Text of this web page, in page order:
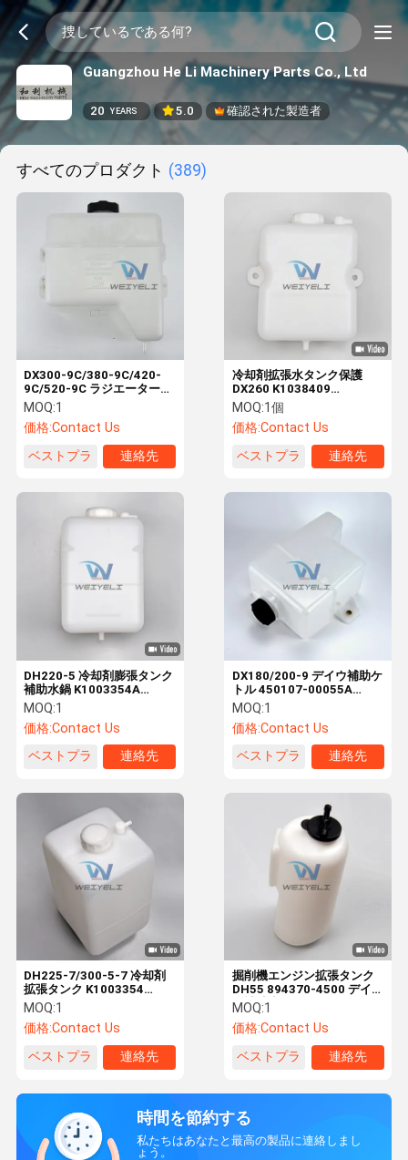
Guangzhou He Li Machinery Parts Co., Ltd
20 YEARS 5.0 確認された製造者
すべてのプロダクト (389)
DX300-9C/380-9C/420-
9C/520-9C ラジエーター拡
張タンク 450107-00055B
450107-00056
MOQ:1
価格:Contact Us
ベストプラ
連絡先
冷却剤拡張水タンク保護
DX260 K1038409
K1003180A K1003180
K1009701C K1009701B
450107-00018
MOQ:1個
価格:Contact Us
ベストプラ
連絡先
DH220-5 冷却剤膨張タンク
補助水鍋 K1003354A
K1009605B K1003180
MOQ:1
価格:Contact Us
ベストプラ
連絡先
DX180/200-9 デイウ補助ケ
トル 450107-00055A
450107-00056 450107-
00055B
MOQ:1
価格:Contact Us
ベストプラ
連絡先
DH225-7/300-5-7 冷却剤
拡張タンク K1003354
2470-9017 2470-9016
450107-00014
MOQ:1
価格:Contact Us
ベストプラ
連絡先
掘削機エンジン拡張タンク
DH55 894370-4500 デイウ
オ補助水鍋用
MOQ:1
価格:Contact Us
ベストプラ
連絡先
時間を節約する
私たちはあなたと最高の製品に連絡しまし
ょう。